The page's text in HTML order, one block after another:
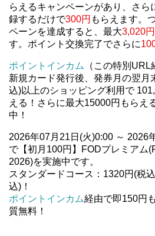
らえるキャンペーンがあり、さら
録するだけで300円 もらえます。
ペーンを達成すると、最大3,020円
す。ポイント交換完了でさらに
ポイントインカム
（この特別
新規カード発行後、発券月の翌月
込)以上のショッピング利用で
える！さらに最大15000円もらえ
中！
2026年07月21日(火)0:00 ～ 2026
で【初月100円】FODプレミアム
2026)を実施中です。
スタンダードコース：1320円(税
込)！
ポイントインカム経由で即150円
質無料！